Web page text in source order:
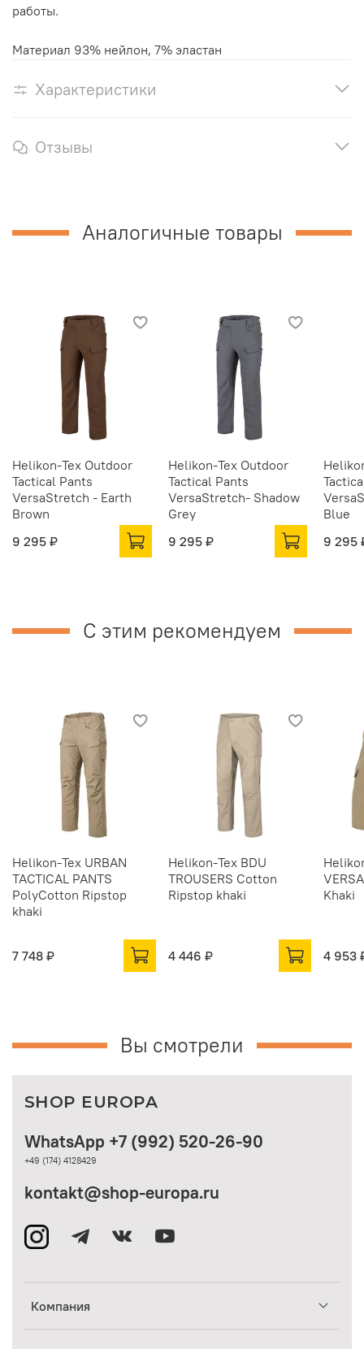
работы.
Материал 93% нейлон, 7% эластан
Характеристики
Отзывы
Аналогичные товары
Helikon-Tex Outdoor
Tactical Pants
VersaStretch - Earth
Brown
9 295 ₽
Helikon-Tex Outdoor
Tactical Pants
VersaStretch- Shadow
Grey
9 295 ₽
Blue
9 295
С этим рекомендуем
Helikon-Tex URBAN
TACTICAL PANTS
PolyCotton Ripstop
khaki
7 748 ₽
Helikon-Tex BDU
TROUSERS Cotton
Ripstop khaki
4 446 ₽
Khaki
4 953
Вы смотрели
Компания
WhatsApp +7 (992) 520-26-90
+49 (174) 4128429
kontakt@shop-europa.ru
SHOP EUROPA